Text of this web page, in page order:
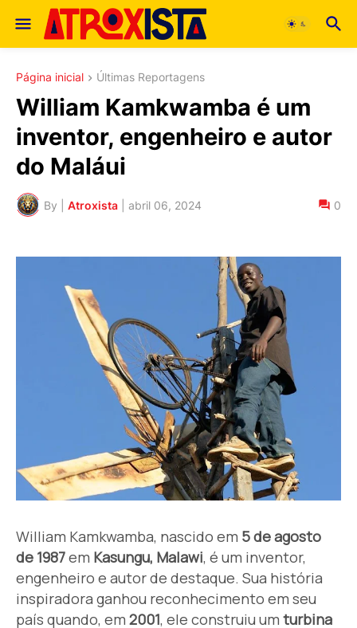
Página inicial Últimas Reportagens
William Kamkwamba é um
inventor, engenheiro e autor
do Maláui
By | Atroxista abril 06, 2024 0
William Kamkwamba, nascido em 5 de agosto
de 1987em Kasungu, Malawi, é um inventor,
engenheiro e autor de destaque. Sua história
inspiradora ganhou reconhecimento em seu
país quando, em 2001, ele construiu um turbina